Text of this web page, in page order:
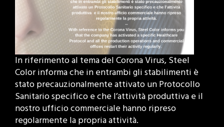
In riferimento al tema del Corona Virus, Steel
Color informa che in entrambi gli stabilimenti è
stato precauzionalmente attivato un Protocollo
Sanitario specifico e che l’attività produttiva e il
nostro ufficio commerciale hanno ripreso
regolarmente la propria attività.